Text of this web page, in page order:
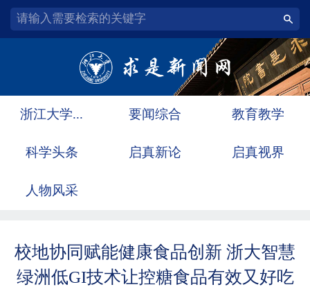
浙江大学... 要闻综合 教育教学
科学头条 启真新论 启真视界
人物风采
校地协同赋能健康食品创新 浙大智慧
绿洲低GI技术让控糖食品有效又好吃